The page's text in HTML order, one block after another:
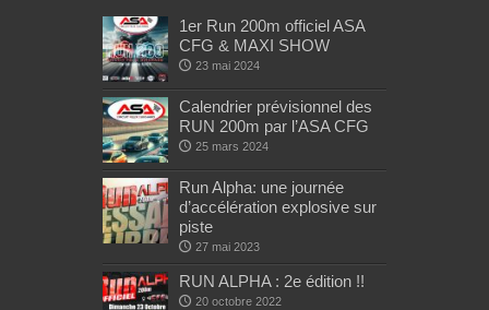
1er Run 200m officiel ASA
CFG & MAXI SHOW
23 mai 2024
Calendrier prévisionnel des
RUN 200m par l’ASA CFG
25 mars 2024
Run Alpha: une journée
d’accélération explosive sur
piste
27 mai 2023
RUN ALPHA : 2e édition !!
20 octobre 2022